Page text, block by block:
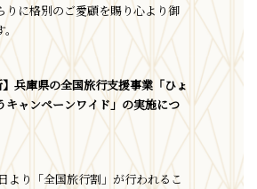
りに格別のご愛顧を賜り心より御
。
】兵庫県の全国旅行支援事業「ひょ
キャンペーンワイド」の実施につ
より「全国旅行割」が行われるこ